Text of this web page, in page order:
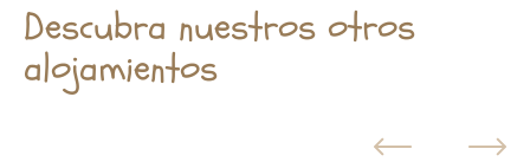
Descubra nuestros otros
alojamientos